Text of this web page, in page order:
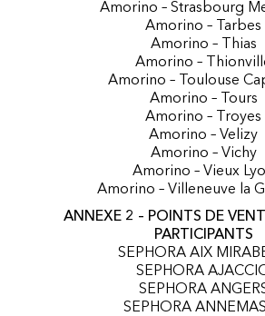
Amorino – Strasbourg
Amorino – Tarbes
Amorino – Thias
Amorino –
Amorino – Toulouse
Amorino – Tours
Amorino – Troyes
Amorino – Velizy
Amorino – Vichy
Amorino – Vieux
Amorino – Villeneuve la
ANNEXE 2 – POINTS DE
PARTICIPANTS
SEPHORA AIX
SEPHORA
SEPHORA
SEPHORA